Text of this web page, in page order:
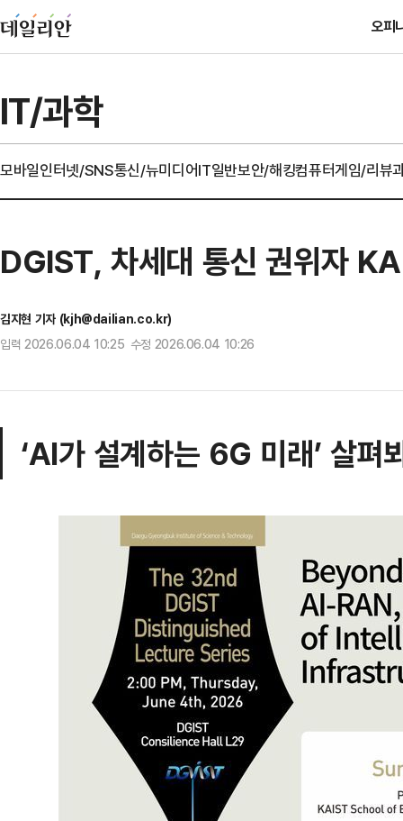
오피
IT/과학
모바일인터넷/SNS통신/뉴미디어IT일반보안/해킹컴퓨터게임/리뷰
DGIST, 차세대 통신 권위자
김지현 기자 (kjh@dailian.co.kr)
입력 2026.06.04 10:25 수정 2026.06.04 10:26
‘AI가 설계하는 6G 미래’ 살펴